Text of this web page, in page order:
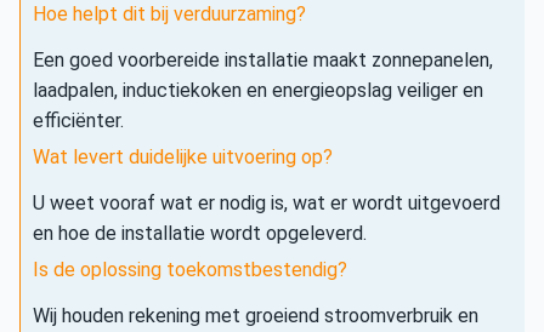
Hoe helpt dit bij verduurzaming?
Een goed voorbereide installatie maakt zonnepanelen,
laadpalen, inductiekoken en energieopslag veiliger en
efficiënter.
Wat levert duidelijke uitvoering op?
U weet vooraf wat er nodig is, wat er wordt uitgevoerd
en hoe de installatie wordt opgeleverd.
Is de oplossing toekomstbestendig?
Wij houden rekening met groeiend stroomverbruik en